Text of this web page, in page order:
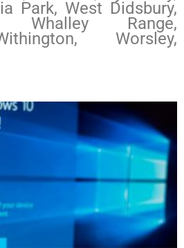
Park, West Didsbury,
Whalley Range,
Worsley,